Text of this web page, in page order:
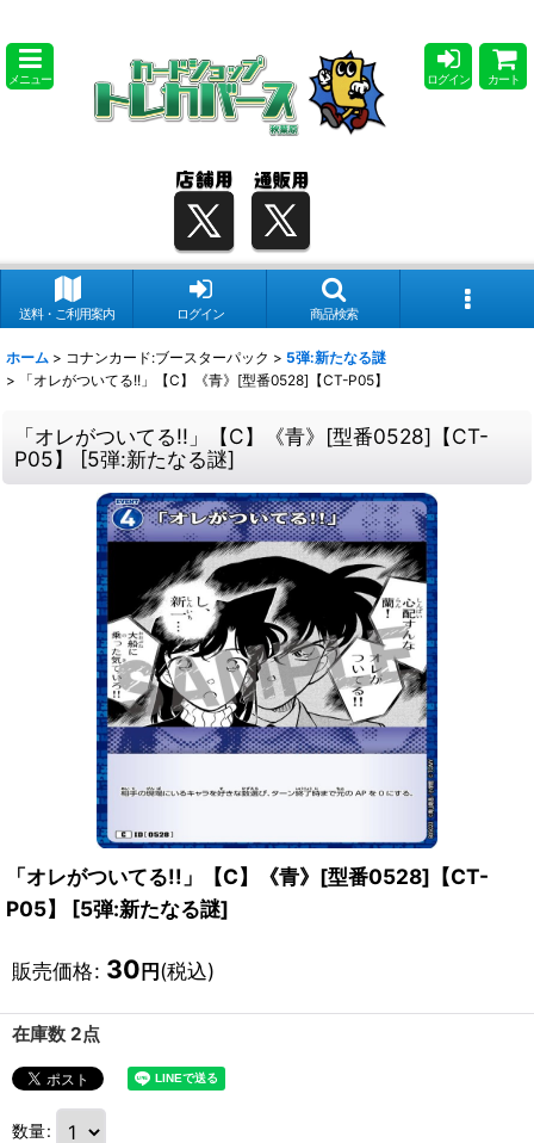
メニュー ログイン カート
送料・ご利用案内 ログイン 商品検索
ホーム > コナンカード:ブースターパック > 5弾:新たなる謎
>
「オレがついてる!!」【C】《青》[型番0528]【CT-P05】
「オレがついてる!!」【C】《青》[型番0528]【CT-
P05】
[5弾:新たなる謎]
「オレがついてる!!」【C】《青》[型番0528]【CT-
P05】
[5弾:新たなる謎]
販売価格: 30 円 (税込)
在庫数 2点
数量: